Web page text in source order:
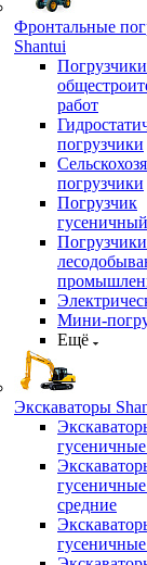
Фронтальные
Shantui
работ
погрузчики
погрузчики
Погрузчик
гусеничный
Мини-
Ещё
Экскаваторы
средние